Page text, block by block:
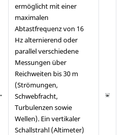
ermöglicht mit einer
maximalen
Abtastfrequenz von 16
Hz alternierend oder
parallel verschiedene
Messungen über
Reichweiten bis 30 m
(Strömungen,
Schwebfracht,
Turbulenzen sowie
Wellen). Ein vertikaler
Schallstrahl (Altimeter)